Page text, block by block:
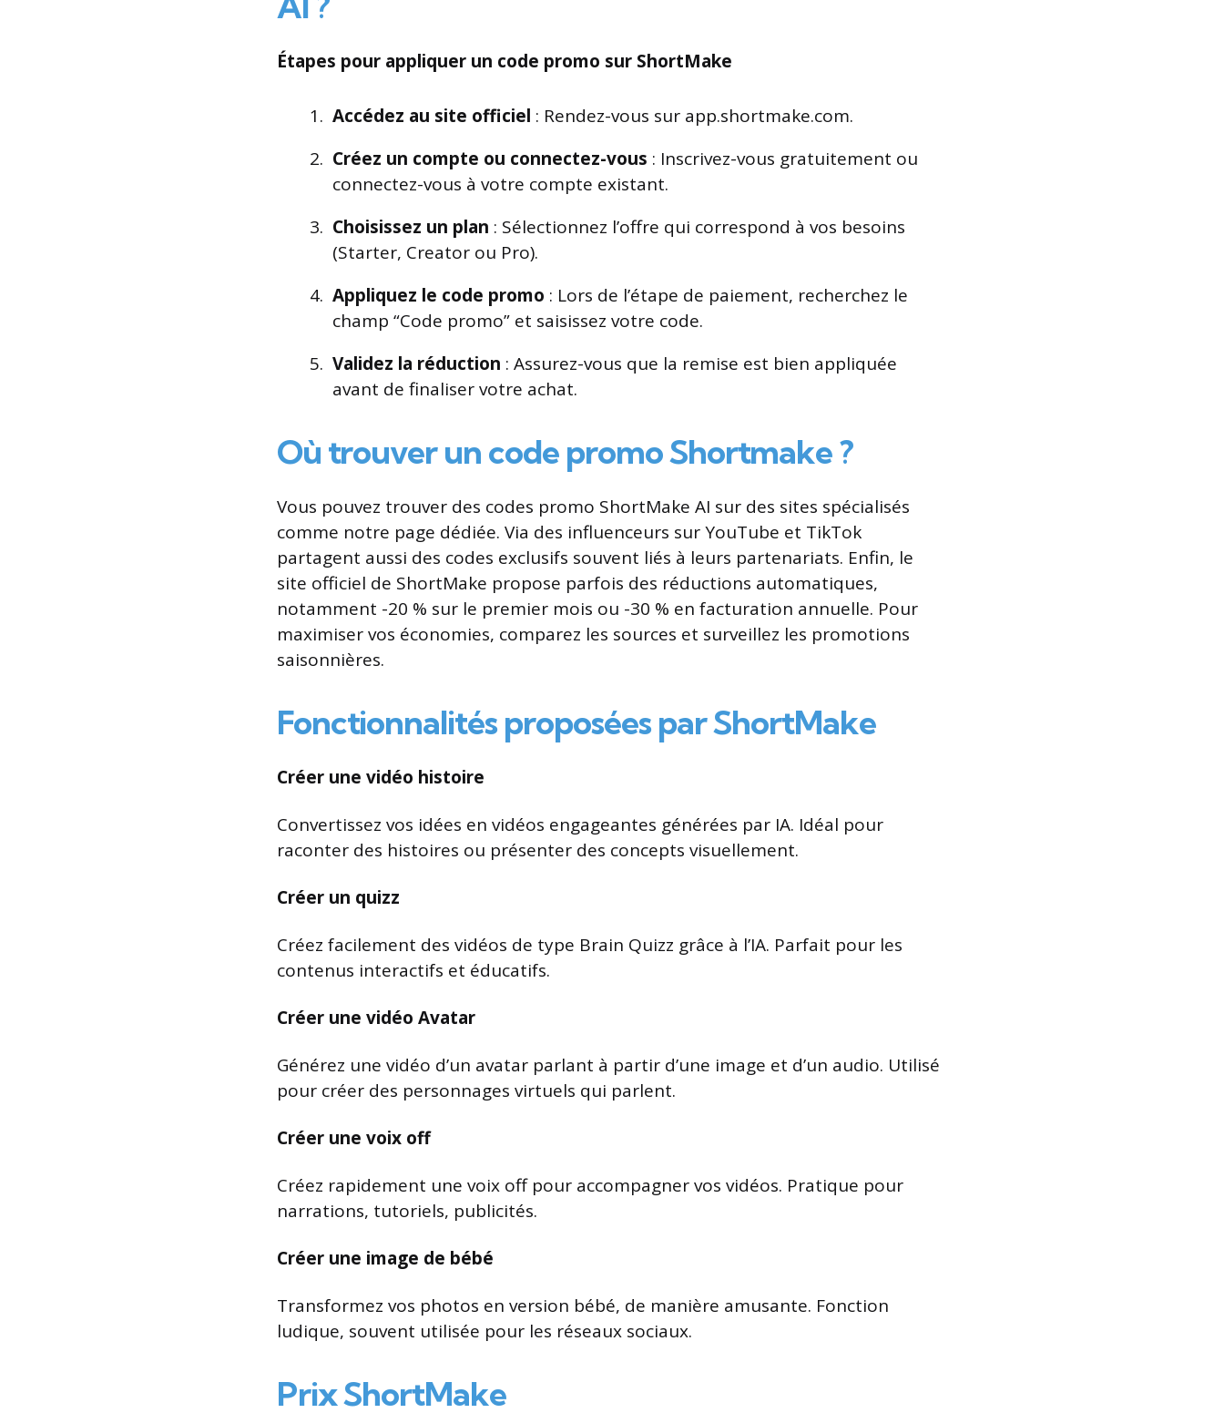
Étapes pour appliquer un code promo sur ShortMake
Accédez au site officiel : Rendez-vous sur app.shortmake.com.
Créez un compte ou connectez-vous : Inscrivez-vous gratuitement ou
connectez-vous à votre compte existant.
Choisissez un plan : Sélectionnez l’offre qui correspond à vos besoins
(Starter, Creator ou Pro).
Appliquez le code promo : Lors de l’étape de paiement, recherchez le
champ “Code promo” et saisissez votre code.
Validez la réduction : Assurez-vous que la remise est bien appliquée
avant de finaliser votre achat.
Où trouver un code promo Shortmake ?
Vous pouvez trouver des codes promo ShortMake AI sur des sites spécialisés
comme notre page dédiée. Via des influenceurs sur YouTube et TikTok
partagent aussi des codes exclusifs souvent liés à leurs partenariats. Enfin, le
site officiel de ShortMake propose parfois des réductions automatiques,
notamment -20 % sur le premier mois ou -30 % en facturation annuelle. Pour
maximiser vos économies, comparez les sources et surveillez les promotions
saisonnières.
Fonctionnalités proposées par ShortMake
Créer une vidéo histoire
Convertissez vos idées en vidéos engageantes générées par IA. Idéal pour
raconter des histoires ou présenter des concepts visuellement.
Créer un quizz
Créez facilement des vidéos de type Brain Quizz grâce à l’IA. Parfait pour les
contenus interactifs et éducatifs.
Créer une vidéo Avatar
Générez une vidéo d’un avatar parlant à partir d’une image et d’un audio. Utilisé
pour créer des personnages virtuels qui parlent.
Créer une voix off
Créez rapidement une voix off pour accompagner vos vidéos. Pratique pour
narrations, tutoriels, publicités.
Créer une image de bébé
Transformez vos photos en version bébé, de manière amusante. Fonction
ludique, souvent utilisée pour les réseaux sociaux.
Prix ShortMake